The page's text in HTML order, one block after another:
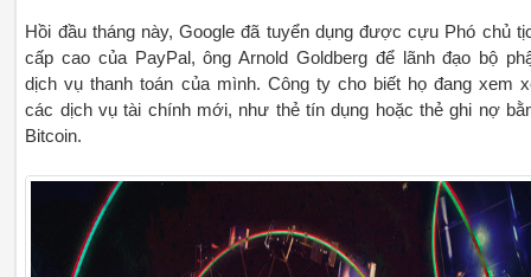
Hồi đầu tháng này, Google đã tuyển dụng được cựu Phó chủ
cấp cao của PayPal, ông Arnold Goldberg để lãnh đạo bộ
dịch vụ thanh toán của mình. Công ty cho biết họ đang xem
các dịch vụ tài chính mới, như thẻ tín dụng hoặc thẻ ghi nợ
Bitcoin.